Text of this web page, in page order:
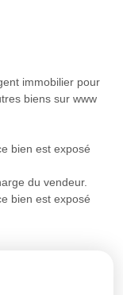
immobilier pour
biens sur www
bien est exposé
du vendeur.
bien est exposé